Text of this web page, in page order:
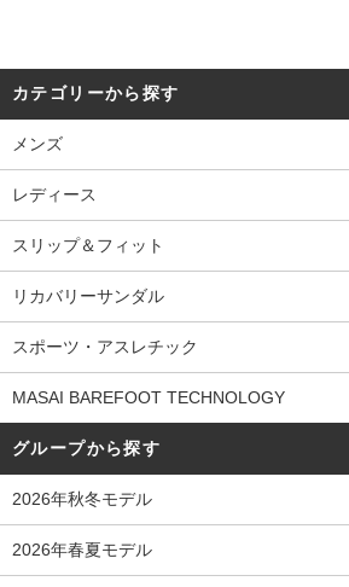
カテゴリーから探す
メンズ
レディース
スリップ＆フィット
リカバリーサンダル
スポーツ・アスレチック
MASAI BAREFOOT TECHNOLOGY
グループから探す
2026年秋冬モデル
2026年春夏モデル